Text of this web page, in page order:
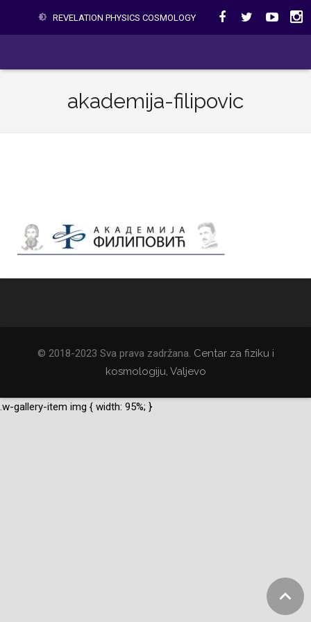
REVELATION PHYSICS COSMOLOGY
akademija-filipovic
© 2018-2023 Sva prava zadržana. Centar za fiziku i
kosmologiju, Valjevo
.w-gallery-item img { width: 95%; }